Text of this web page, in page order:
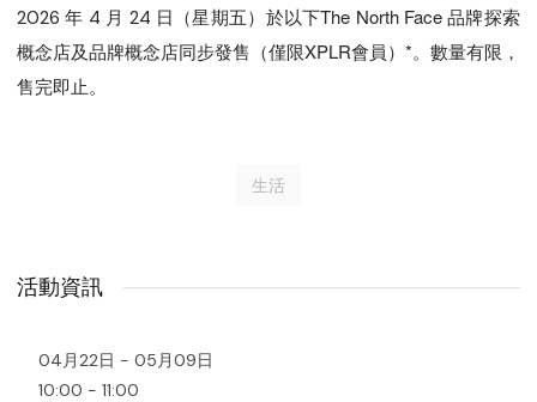
2026 年 4 月 24 日（星期五）於以下The North Face 品牌探索
概念店及品牌概念店同步發售（僅限XPLR會員）*。數量有限，
售完即止。
生活
活動資訊
04月22日 - 05月09日
10:00 - 11:00